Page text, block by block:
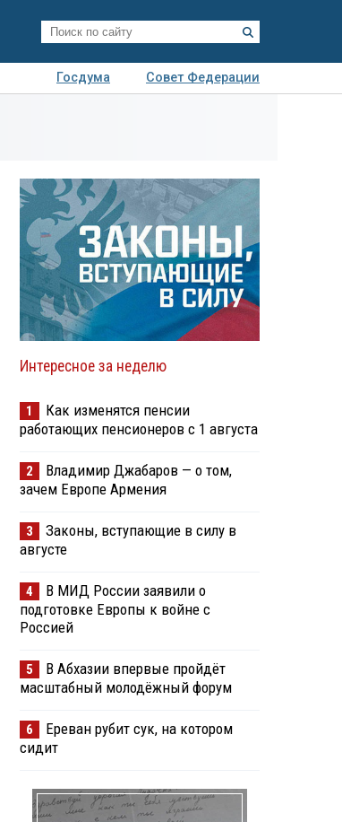
Госдума
Совет Федерации
Интересное за неделю
1
Как изменятся пенсии
работающих пенсионеров с 1 августа
2
Владимир Джабаров — о том,
зачем Европе Армения
3
Законы, вступающие в силу в
августе
4
В МИД России заявили о
подготовке Европы к войне с
Россией
5
В Абхазии впервые пройдёт
масштабный молодёжный форум
6
Ереван рубит сук, на котором
сидит